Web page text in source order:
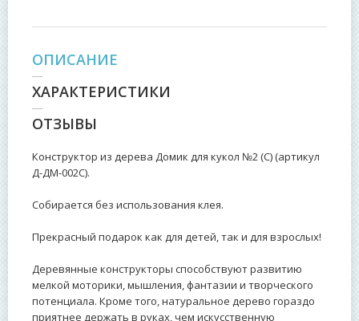
ОПИСАНИЕ
ХАРАКТЕРИСТИКИ
ОТЗЫВЫ
Конструктор из дерева Домик для кукол №2 (С) (артикул
Д-ДМ-002С).
Собирается без использования клея.
Прекрасный подарок как для детей, так и для взрослых!
Деревянные конструкторы способствуют развитию
мелкой моторики, мышления, фантазии и творческого
потенциала. Кроме того, натуральное дерево гораздо
приятнее держать в руках, чем искусственную